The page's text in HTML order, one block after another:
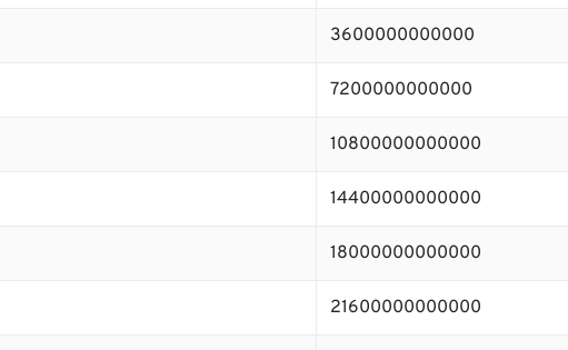
3600000000000
7200000000000
10800000000000
14400000000000
18000000000000
21600000000000